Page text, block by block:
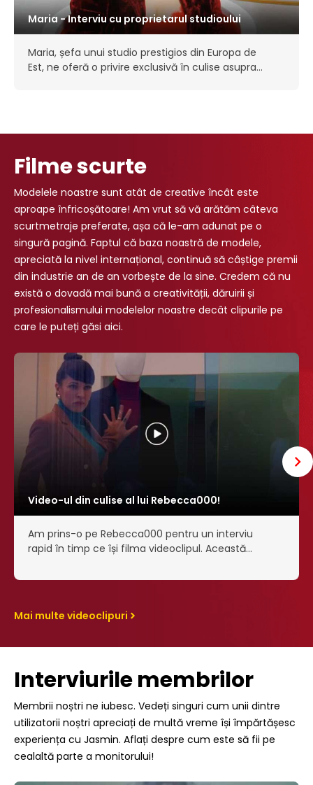
Maria - Interviu cu proprietarul studioului
Maria, șefa unui studio prestigios din Europa de
Est, ne oferă o privire exclusivă în culise asupra
Filme scurte
Modelele noastre sunt atât de creative încât este
aproape înfricoșătoare! Am vrut să vă arătăm câteva
scurtmetraje preferate, așa că le-am adunat pe o
singură pagină. Faptul că baza noastră de modele,
apreciată la nivel internațional, continuă să câștige premii
din industrie an de an vorbește de la sine. Credem că nu
există o dovadă mai bună a creativității, dăruirii și
profesionalismului modelelor noastre decât clipurile pe
care le puteți găsi aici.
Video-ul din culise al lui Rebecca000!
Am prins-o pe Rebecca000 pentru un interviu
rapid în timp ce își filma videoclipul. Această
simț al umorului!
Mai multe videoclipuri
Interviurile membrilor
Membrii noștri ne iubesc. Vedeți singuri cum unii dintre
utilizatorii noștri apreciați de multă vreme își împărtășesc
experiența cu Jasmin. Aflați despre cum este să fii pe
cealaltă parte a monitorului!